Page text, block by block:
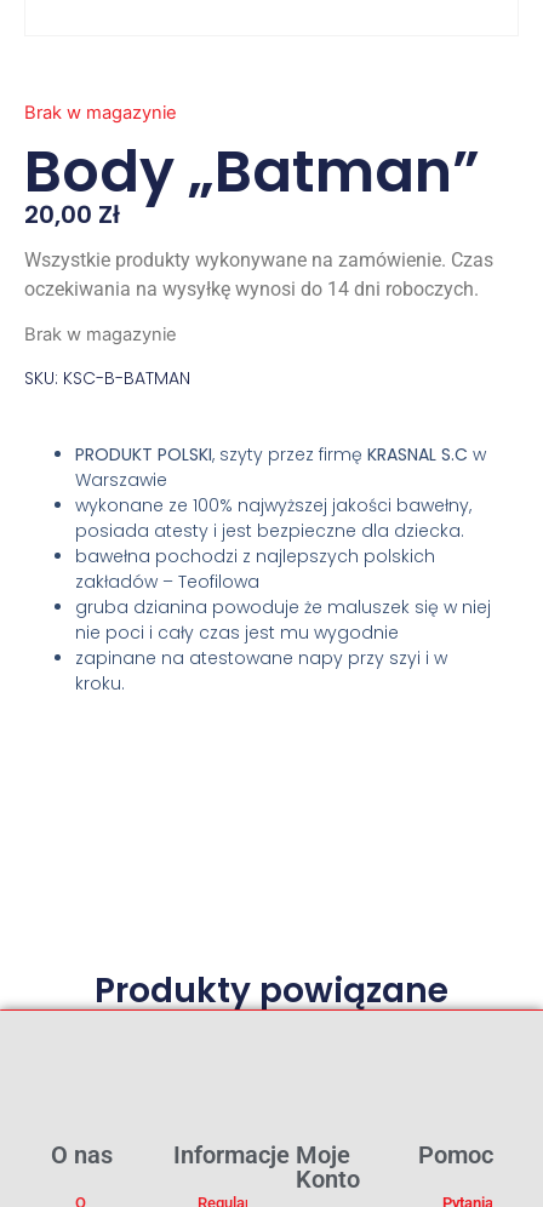
Brak w magazynie
Body „Batman”
20,00 Zł
Wszystkie produkty wykonywane na zamówienie. Czas
oczekiwania na wysyłkę wynosi do 14 dni roboczych.
Brak w magazynie
SKU: KSC-B-BATMAN
PRODUKT POLSKI, szyty przez firmęKRASNAL S.C w
Warszawie
wykonane ze 100% najwyższej jakości bawełny,
posiada atesty i jest bezpieczne dla dziecka.
bawełna pochodzi z najlepszych polskich
zakładów – Teofilowa
gruba dzianina powoduje że maluszek się w niej
nie poci i cały czas jest mu wygodnie
zapinane na atestowane napy przy szyi i w
kroku.
Produkty powiązane
Pomoc
Pytania I
Moje
Konto
Informacje
Regulamin
O nas
O